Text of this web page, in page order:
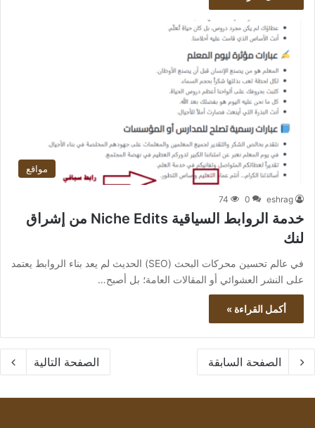
مواقع
eshrag
0
74
خدمة الروابط السياقية Niche Edits من إشراق
لنك
في عالم تحسين محركات البحث (SEO) الحديث لم يعد بناء الروابط يعتمد
على النشر العشوائي أو المقالات العامة؛ بل أصبح…
أكمل القراءة »
الصفحة السابقة الصفحة التالية